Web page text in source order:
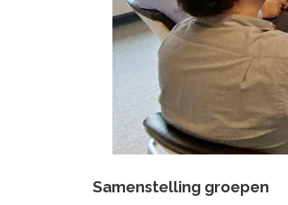
Samenstelling groepen